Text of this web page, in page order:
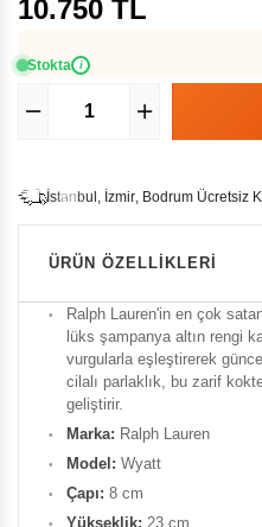
10.750 TL
Stokta i
İstanbu İzmir, Bodrum Ücretsiz K
ÜRÜN ÖZELLIKLERI
Ralph Lauren'in en çok
lüks şampanya altın rengi
vurgularla eşleştirerek
cilalı parlaklık, bu zarif
geliştirir.
Marka: Ralph Lauren
Model: Wyatt
Çapı: 8 cm
Yükseklik: 23 cm